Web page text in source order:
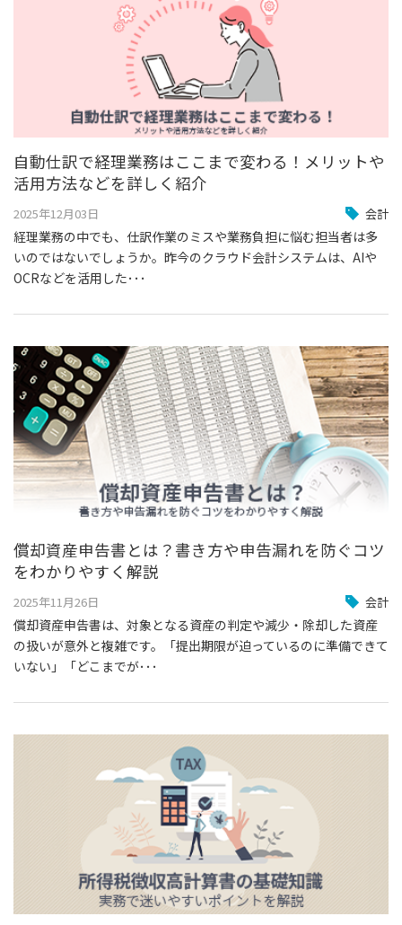
自動仕訳で経理業務はここまで変わる！メリットや
活用方法などを詳しく紹介
2025年12月03日 会計
経理業務の中でも、仕訳作業のミスや業務負担に悩む担当者は多
いのではないでしょうか。昨今のクラウド会計システムは、AIや
OCRなどを活用した･･･
償却資産申告書とは？書き方や申告漏れを防ぐコツ
をわかりやすく解説
2025年11月26日 会計
償却資産申告書は、対象となる資産の判定や減少・除却した資産
の扱いが意外と複雑です。「提出期限が迫っているのに準備できて
いない」「どこまでが･･･